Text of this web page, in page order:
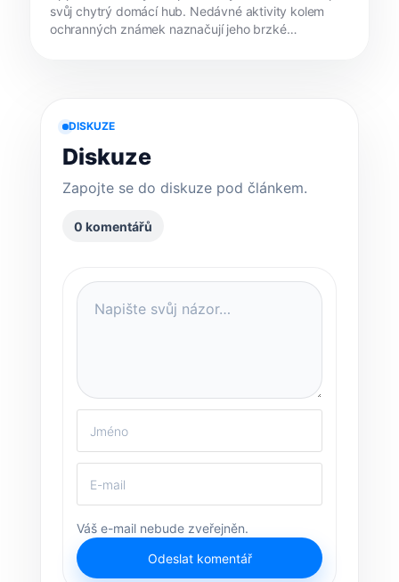
svůj chytrý domácí hub. Nedávné aktivity kolem
ochranných známek naznačují jeho brzké
DISKUZE
Diskuze
Zapojte se do diskuze pod článkem.
0 komentářů
Váš e-mail nebude zveřejněn.
Odeslat komentář